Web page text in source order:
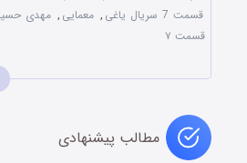
قسمت 7 سریال یاغی
, معمایی , مهدی
قسمت ۷
مطالب پیشنهادی